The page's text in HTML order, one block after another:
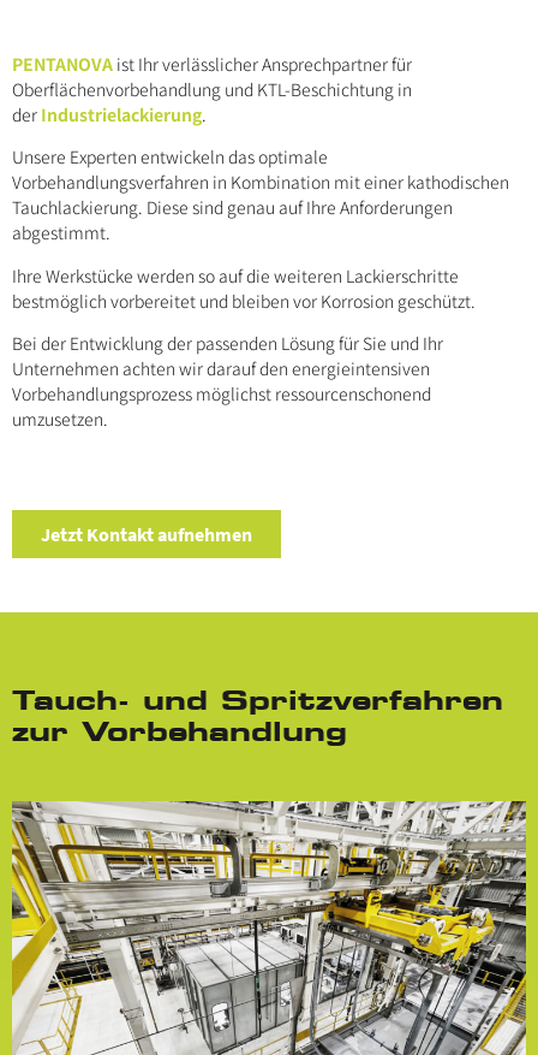
PENTANOVA ist Ihr verlässlicher Ansprechpartner für
Oberflächenvorbehandlung und KTL-Beschichtung in
der Industrielackierung.
Unsere Experten entwickeln das optimale
Vorbehandlungsverfahren in Kombination mit einer kathodischen
Tauchlackierung. Diese sind genau auf Ihre Anforderungen
abgestimmt.
Ihre Werkstücke werden so auf die weiteren Lackierschritte
bestmöglich vorbereitet und bleiben vor Korrosion geschützt.
Bei der Entwicklung der passenden Lösung für Sie und Ihr
Unternehmen achten wir darauf den energieintensiven
Vorbehandlungsprozess möglichst ressourcenschonend
umzusetzen.
Jetzt Kontakt aufnehmen
Tauch- und Spritzverfahren
zur Vorbehandlung